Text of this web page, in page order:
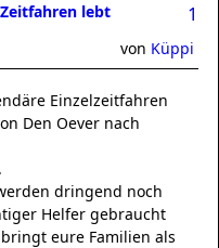
lebt
1
von Küppi
Einzelzeitfahren
Den Oever nach
dringend noch
Helfer gebraucht
eure Familien als